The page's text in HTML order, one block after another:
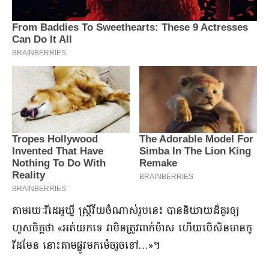
​តាមរយៈ​វីដេអូ​ឃ្លី ស្ត្រី​វ័យ​ចំណាស់​រូបនេះ បាន​និយាយ​ដ៏​គួរ​ឲ្យ​
ហួសចិត្ត​ថា «​អត់​យក​ទេ វា​មិនត្រូវ​ពាក់​ម៉ាស ហើយ​បើសិន​មាន​កូ​
វីដមែន នោះ​តាមផ្លូវ​មក​ម៉េច​រួច​ទៅ​…»​។​